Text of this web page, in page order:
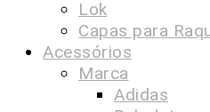
Lok
Capas para
Acessórios
Marca
Adidas